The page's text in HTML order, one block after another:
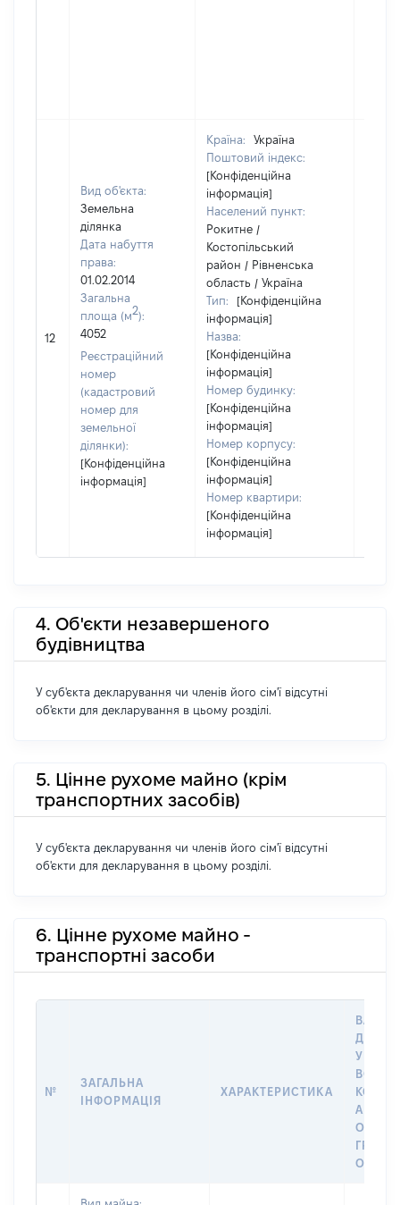
12
Вид об'єкта:
Земельна
ділянка
Дата набуття
права:
01.02.2014
Загальна
площа (м2):
4052
Реєстраційний
номер
(кадастровий
номер для
земельної
ділянки):
[Конфіденційна
інформація]
Країна:
Україна
Поштовий індекс:
[Конфіденційна
інформація]
Населений пункт:
Рокитне /
Костопільський
район / Рівненська
область / Україна
Тип:
[Конфіденційна
інформація]
Назва:
[Конфіденційна
інформація]
Номер будинку:
[Конфіденційна
інформація]
Номер корпусу:
[Конфіденційна
інформація]
Номер квартири:
[Конфіденційна
інформація]
4. Об'єкти незавершеного
будівництва
У суб'єкта декларування чи членів його сім'ї відсутні
об'єкти для декларування в цьому розділі.
5. Цінне рухоме майно (крім
транспортних засобів)
У суб'єкта декларування чи членів його сім'ї відсутні
об'єкти для декларування в цьому розділі.
6. Цінне рухоме майно -
транспортні засоби
№
ЗАГАЛЬНА
ІНФОРМАЦІЯ
ХАРАКТЕРИСТИКА
ДАТУ
У
АБО